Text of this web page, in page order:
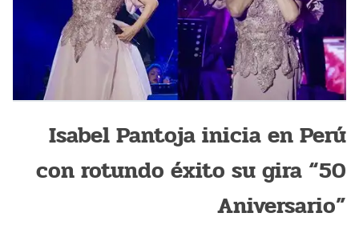
Isabel Pantoja inicia en Perú
con rotundo éxito su gira “50
Aniversario”